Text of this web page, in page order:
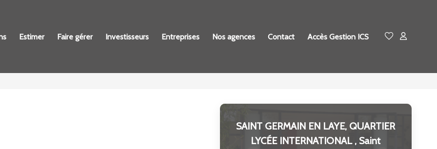
Estimer Faire gérer Investisseurs Entreprises Nos agences Contact Accès Gestion ICS
SAINT GERMAIN EN LAYE, QUARTIER
LYCÉE INTERNATIONAL , Saint